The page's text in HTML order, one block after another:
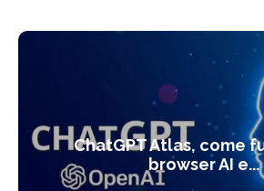
ChatGPT Atlas, come
browser AI e...